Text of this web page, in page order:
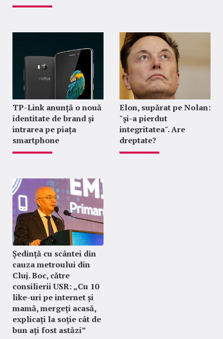
TP-Link anunță o nouă
identitate de brand și
intrarea pe piața
smartphone
Elon, supărat pe Nolan:
"şi-a pierdut
integritatea". Are
dreptate?
Ședință cu scântei din
cauza metroului din
Cluj. Boc, către
consilierii USR: „Cu 10
like-uri pe internet și
mamă, mergeți acasă,
explicați la soție cât de
bun ați fost astăzi”